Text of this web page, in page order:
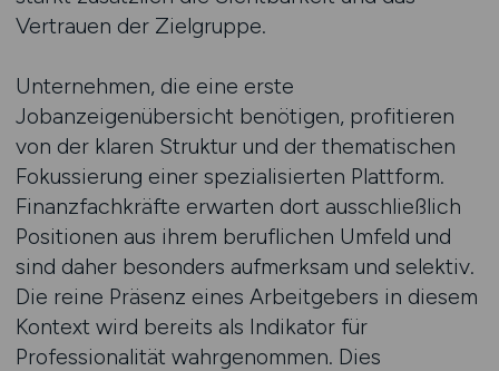
Vertrauen der Zielgruppe.
Unternehmen, die eine erste
Jobanzeigenübersicht benötigen, profitieren
von der klaren Struktur und der thematischen
Fokussierung einer spezialisierten Plattform.
Finanzfachkräfte erwarten dort ausschließlich
Positionen aus ihrem beruflichen Umfeld und
sind daher besonders aufmerksam und selektiv.
Die reine Präsenz eines Arbeitgebers in diesem
Kontext wird bereits als Indikator für
Professionalität wahrgenommen. Dies